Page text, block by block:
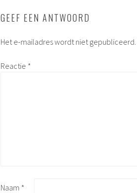
GEEF EEN ANTWOORD
Het e-mailadres wordt niet gepubliceerd.
Reactie *
Naam *